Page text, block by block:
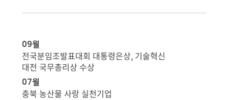
09월
전국분임조발표대회 대통령은상, 기술혁신
대전 국무총리상 수상
07월
충북 농산물 사랑 실천기업